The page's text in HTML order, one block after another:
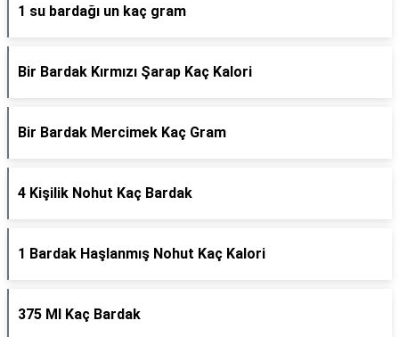
1 su bardağı un kaç gram
Bir Bardak Kırmızı Şarap Kaç Kalori
Bir Bardak Mercimek Kaç Gram
4 Kişilik Nohut Kaç Bardak
1 Bardak Haşlanmış Nohut Kaç Kalori
375 Ml Kaç Bardak